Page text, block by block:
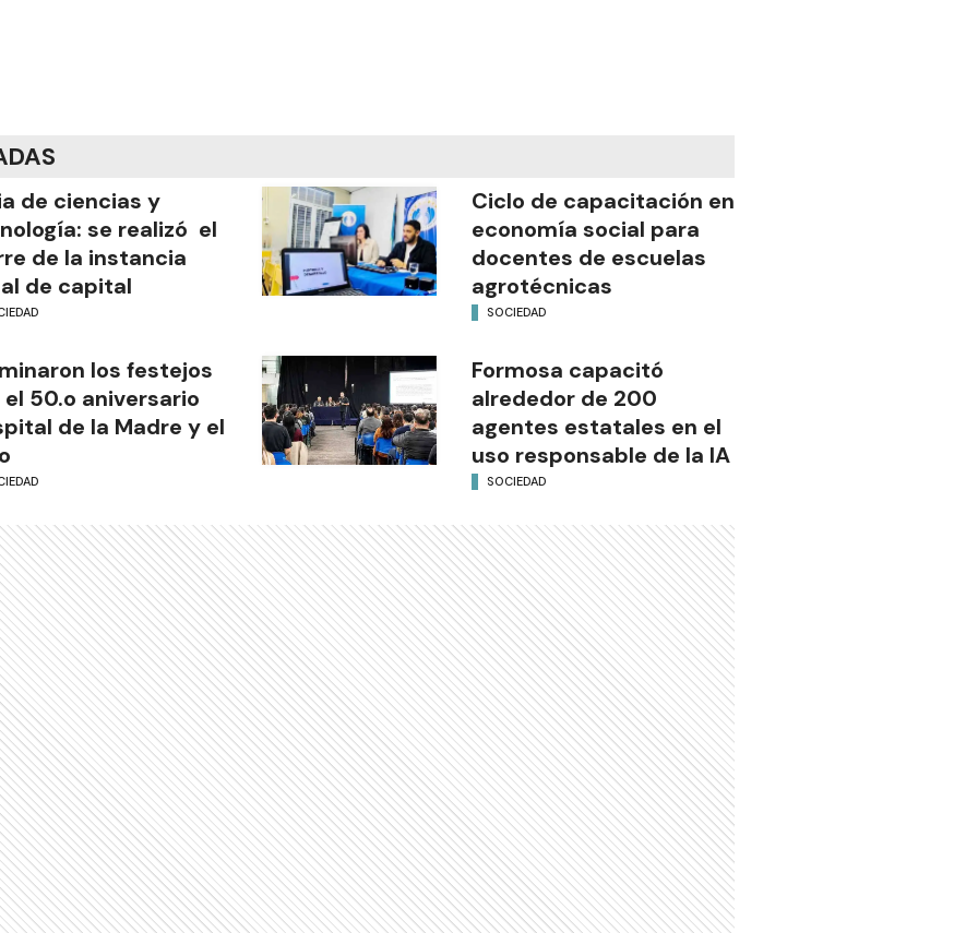
de ciencias y
se realizó el
de la instancia
de capital
Ciclo de capacitación en
economía social para
docentes de escuelas
agrotécnicas
SOCIEDAD
los festejos
50.o aniversario
de la Madre y el
Formosa capacitó
alrededor de 200
agentes estatales en el
uso responsable de la IA
SOCIEDAD